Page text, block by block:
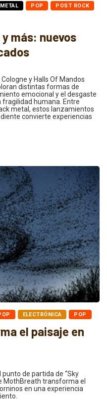
METAL POP POST ROCK
más: nuevos
y Halls Of Mandos
distintas formas de
emocional y el desgaste
fragilidad humana. Entre
metal, estos lanzamientos
convierte experiencias
ELECTRÓNICA POP
el paisaje en
de partida de “Sky
MothBreath transforma el
en una experiencia